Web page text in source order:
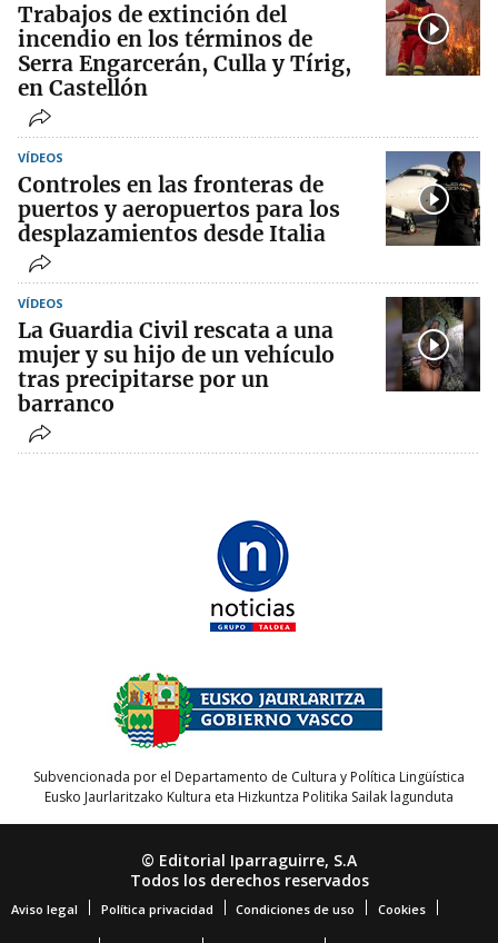
Trabajos de extinción del
incendio en los términos de
Serra Engarcerán, Culla y Tírig,
en Castellón
VÍDEOS
Controles en las fronteras de
puertos y aeropuertos para los
desplazamientos desde Italia
VÍDEOS
La Guardia Civil rescata a una
mujer y su hijo de un vehículo
tras precipitarse por un
barranco
Subvencionada por el Departamento de Cultura y Política Lingüística
Eusko Jaurlaritzako Kultura eta Hizkuntza Politika Sailak lagunduta
© Editorial Iparraguirre, S.A
Todos los derechos reservados
Aviso legal Política privacidad Condiciones de uso Cookies